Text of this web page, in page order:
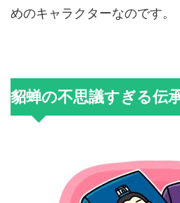
めのキャラクターなのです。
貂蝉の不思議すぎる伝